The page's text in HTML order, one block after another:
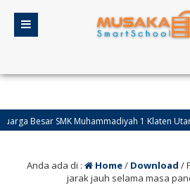
SMK Muhammadiyah 1 Klaten Utara
Anda ada di : Home/ Download /
jarak jauh selama masa